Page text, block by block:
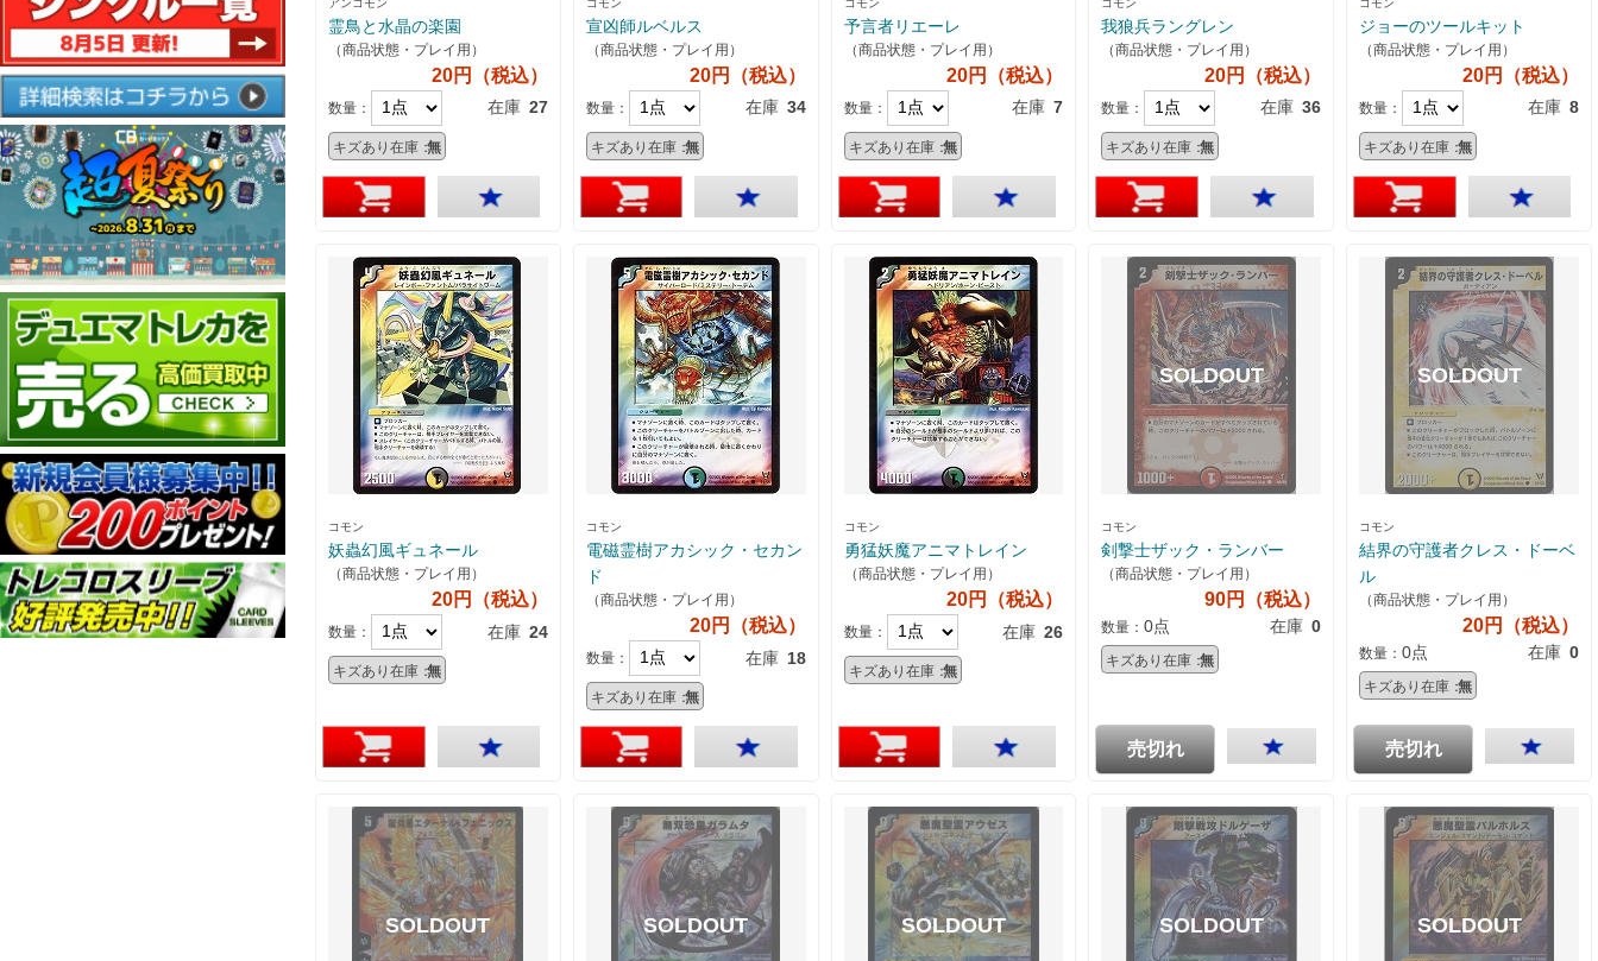
霊鳥と水晶の楽園
（商品状態・プレイ用）
20円（税込）
数量： 在庫 27
キズあり在庫：無
宣凶師ルベルス
（商品状態・プレイ用）
20円（税込）
数量： 在庫 34
キズあり在庫：無
予言者リエーレ
（商品状態・プレイ用）
20円（税込）
数量： 在庫 7
キズあり在庫：無
我狼兵ラングレン
（商品状態・プレイ用）
20円（税込）
数量： 在庫 36
キズあり在庫：無
ジョーのツールキット
（商品状態・プレイ用）
20円（税込）
数量： 在庫 8
キズあり在庫：無
コモン
妖蟲幻風ギュネール
（商品状態・プレイ用）
20円（税込）
数量： 在庫 24
キズあり在庫：無
コモン
電磁霊樹アカシック・セカン
ド
（商品状態・プレイ用）
20円（税込）
数量： 在庫 18
キズあり在庫：無
コモン
勇猛妖魔アニマトレイン
（商品状態・プレイ用）
20円（税込）
数量： 在庫 26
キズあり在庫：無
コモン
剣撃士ザック・ランバー
（商品状態・プレイ用）
90円（税込）
数量：0点 在庫 0
キズあり在庫：無
売切れ
コモン
結界の守護者クレス・ドーベ
ル
（商品状態・プレイ用）
20円（税込）
数量：0点 在庫 0
キズあり在庫：無
売切れ